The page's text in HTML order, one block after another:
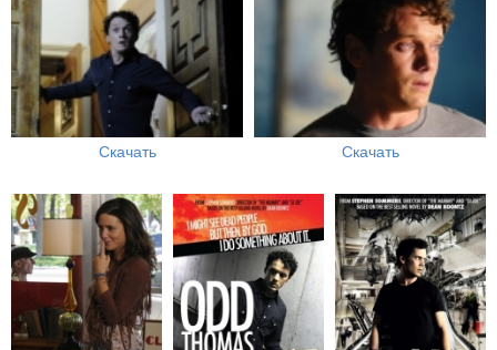
Скачать Скачать